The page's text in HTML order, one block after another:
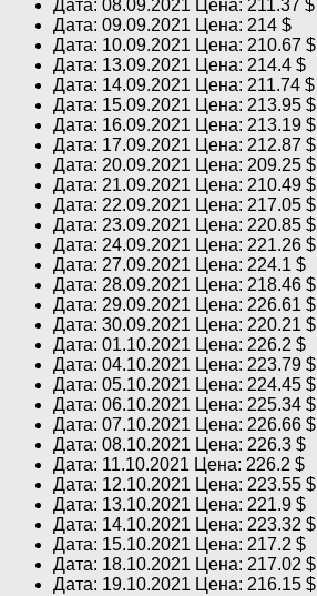
Дата: 08.09.2021 Цена: 211.37 $
Дата: 09.09.2021 Цена: 214 $
Дата: 10.09.2021 Цена: 210.67 $
Дата: 13.09.2021 Цена: 214.4 $
Дата: 14.09.2021 Цена: 211.74 $
Дата: 15.09.2021 Цена: 213.95 $
Дата: 16.09.2021 Цена: 213.19 $
Дата: 17.09.2021 Цена: 212.87 $
Дата: 20.09.2021 Цена: 209.25 $
Дата: 21.09.2021 Цена: 210.49 $
Дата: 22.09.2021 Цена: 217.05 $
Дата: 23.09.2021 Цена: 220.85 $
Дата: 24.09.2021 Цена: 221.26 $
Дата: 27.09.2021 Цена: 224.1 $
Дата: 28.09.2021 Цена: 218.46 $
Дата: 29.09.2021 Цена: 226.61 $
Дата: 30.09.2021 Цена: 220.21 $
Дата: 01.10.2021 Цена: 226.2 $
Дата: 04.10.2021 Цена: 223.79 $
Дата: 05.10.2021 Цена: 224.45 $
Дата: 06.10.2021 Цена: 225.34 $
Дата: 07.10.2021 Цена: 226.66 $
Дата: 08.10.2021 Цена: 226.3 $
Дата: 11.10.2021 Цена: 226.2 $
Дата: 12.10.2021 Цена: 223.55 $
Дата: 13.10.2021 Цена: 221.9 $
Дата: 14.10.2021 Цена: 223.32 $
Дата: 15.10.2021 Цена: 217.2 $
Дата: 18.10.2021 Цена: 217.02 $
Дата: 19.10.2021 Цена: 216.15 $